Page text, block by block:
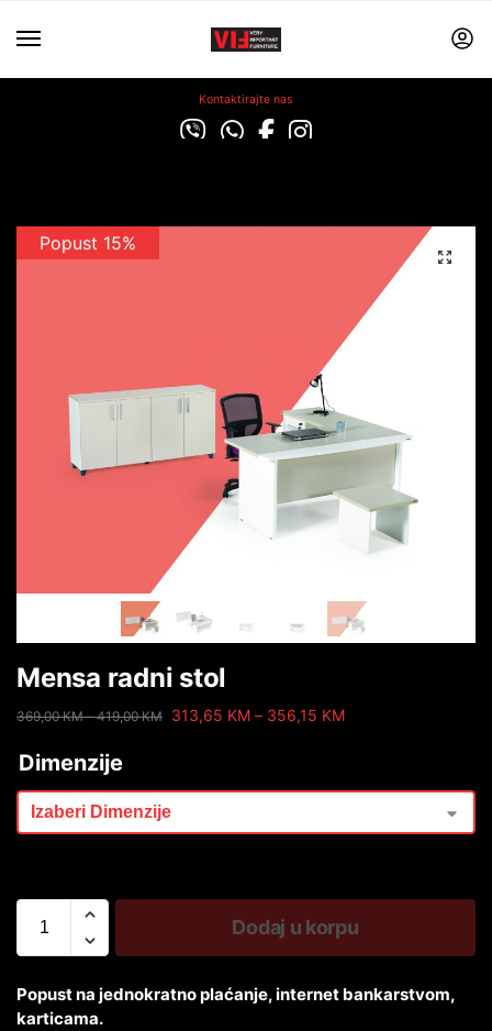
Kontaktirajte nas
Popust 15%
Mensa radni stol
369,00KM – 419,00KM 313,65 KM – 356,15 KM
Dimenzije
Dodaj u korpu
Popust na jednokratno plaćanje, internet bankarstvom,
karticama.